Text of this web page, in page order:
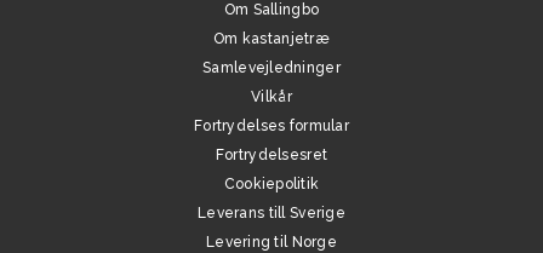
Om Sallingbo
Om kastanjetræ
Samlevejledninger
Vilkår
Fortrydelses formular
Fortrydelsesret
Cookiepolitik
Leverans till Sverige
Levering til Norge